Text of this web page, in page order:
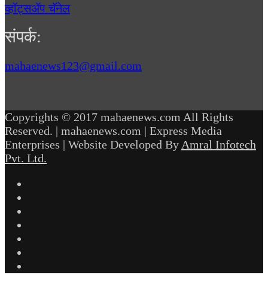
व्हॉट्सॲप चॅनेल
संपर्क:
mahaenews123@gmail.com
Copyrights © 2017 mahaenews.com All Rights
Reserved. | mahaenews.com | Express Media
Enterprises | Website Developed By Amral Infotech
Pvt. Ltd.